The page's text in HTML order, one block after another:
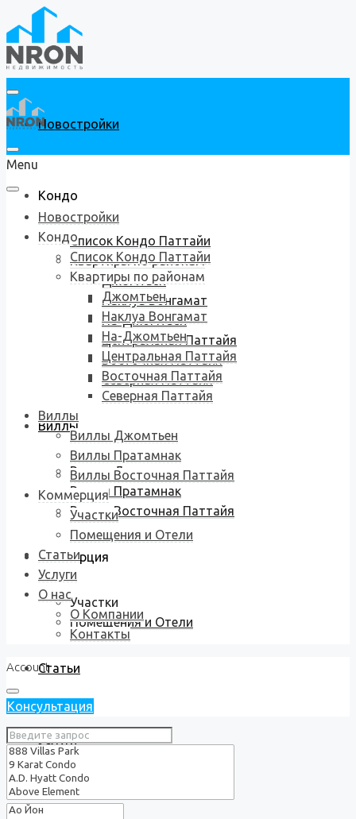
Новостройки
Кондо
Список Кондо Паттайи
Квартиры по районам
Джомтьен
Наклуа Вонгамат
На-Джомтьен
Центральная Паттайя
Восточная Паттайя
Северная Паттайя
Виллы
Виллы Джомтьен
Виллы Пратамнак
Виллы Восточная Паттайя
Коммерция
Участки
Помещения и Отели
Статьи
Услуги
О нас
Menu
Новостройки
Кондо
Список Кондо Паттайи
Квартиры по районам
Джомтьен
Наклуа Вонгамат
На-Джомтьен
Центральная Паттайя
Восточная Паттайя
Северная Паттайя
Виллы
Виллы Джомтьен
Виллы Пратамнак
Виллы Восточная Паттайя
Коммерция
Участки
Помещения и Отели
Статьи
Услуги
О нас
О Компании
Контакты
Account
Консультация